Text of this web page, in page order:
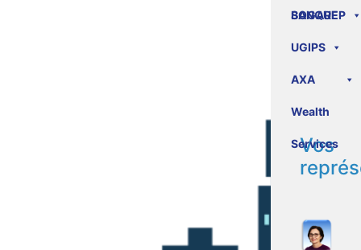
BANQUE
SOGAREP
UGIPS
AXA
Wealth
Services
Vos